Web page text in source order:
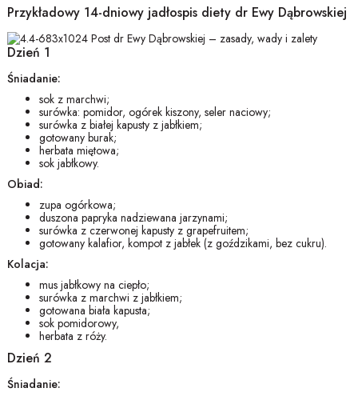
Przykładowy 14-dniowy jadłospis diety dr Ewy Dąbrowskiej
Dzień 1
Śniadanie:
sok z marchwi;
surówka: pomidor, ogórek kiszony, seler naciowy;
surówka z białej kapusty z jabłkiem;
gotowany burak;
herbata miętowa;
sok jabłkowy.
Obiad:
zupa ogórkowa;
duszona papryka nadziewana jarzynami;
surówka z czerwonej kapusty z grapefruitem;
gotowany kalafior, kompot z jabłek (z goździkami, bez cukru).
Kolacja:
mus jabłkowy na ciepło;
surówka z marchwi z jabłkiem;
gotowana biała kapusta;
sok pomidorowy,
herbata z róży.
Dzień 2
Śniadanie: